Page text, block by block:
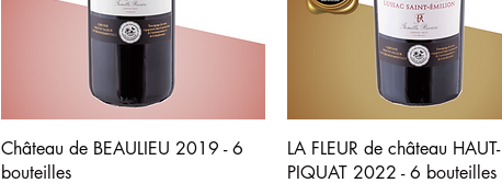
Château de BEAULIEU 2019 - 6
bouteilles
LA FLEUR de château HAUT-
PIQUAT 2022 - 6 bouteilles